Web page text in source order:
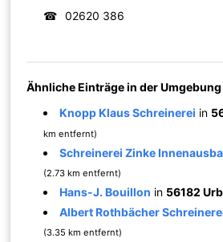
☎
02620 386
Ähnliche Einträge in der Umgebung
Knopp Klaus Schreinerei in
km entfernt)
Schreinerei Zinke
(2.73 km entfernt)
Hans-J. Bouillon in 56182
Albert Rothbächer
(3.35 km entfernt)